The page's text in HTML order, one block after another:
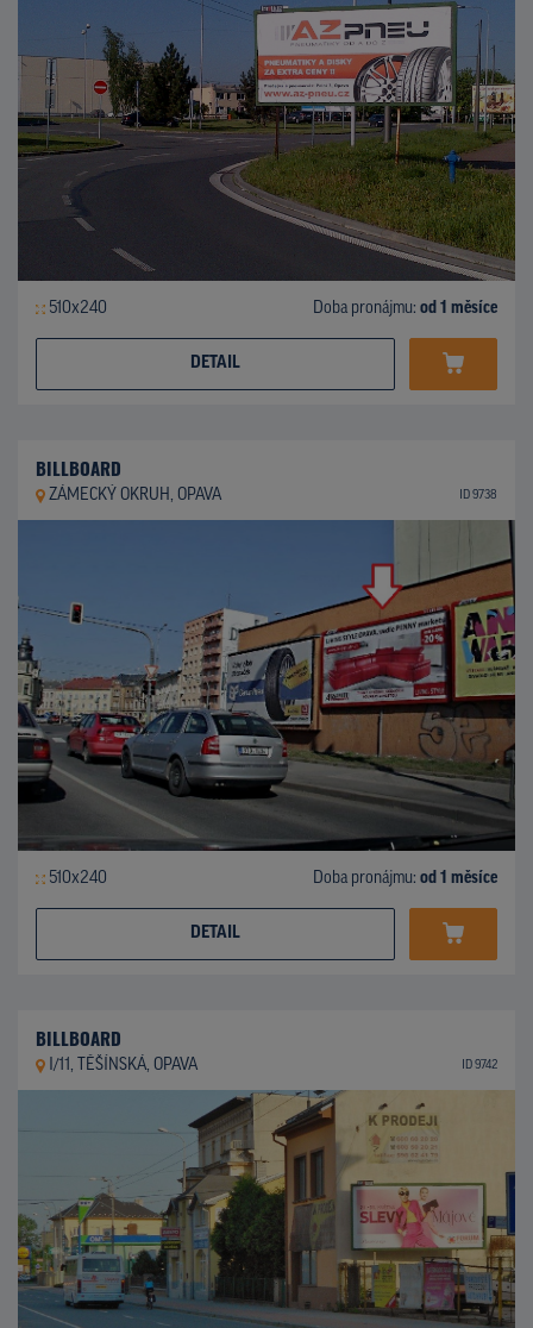
510x240 Doba pronájmu: od 1 měsíce
DETAIL
BILLBOARD
ZÁMECKÝ OKRUH, OPAVA ID 9738
510x240 Doba pronájmu: od 1 měsíce
DETAIL
BILLBOARD
I/11, TĚŠÍNSKÁ, OPAVA ID 9742